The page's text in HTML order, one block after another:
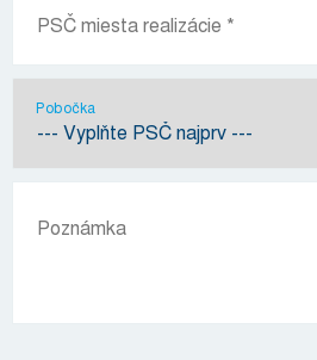
Pobočka